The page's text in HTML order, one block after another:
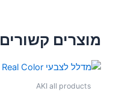
מוצרים קשורים
AKI all products